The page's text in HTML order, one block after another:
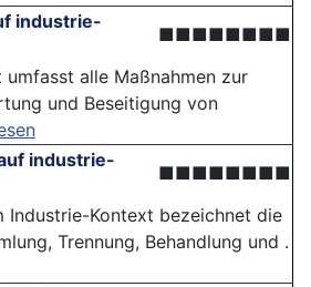
industrie-
■■■■■■■■
alle Maßnahmen zur
und Beseitigung von
industrie-
■■■■■■■■
Industrie-Kontext bezeichnet die
Trennung, Behandlung und .